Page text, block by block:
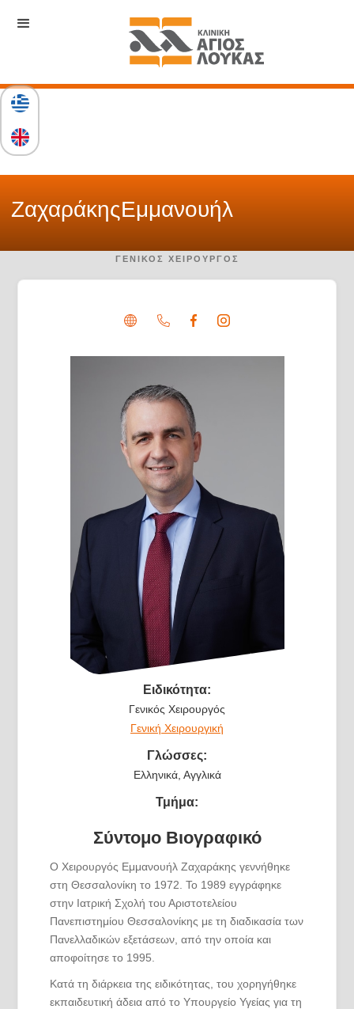
ΖαχαράκηςΕμμανουήλ
ΓΕΝΙΚΌΣ ΧΕΙΡΟΥΡΓΌΣ
Ειδικότητα:
Γενικός Χειρουργός
Γενική Χειρουργική
Γλώσσες:
Ελληνικά, Αγγλικά
Τμήμα:
Σύντομο Βιογραφικό
Ο Χειρουργός Εμμανουήλ Ζαχαράκης γεννήθηκε
στη Θεσσαλονίκη το 1972. Το 1989 εγγράφηκε
στην Ιατρική Σχολή του Αριστοτελείου
Πανεπιστημίου Θεσσαλονίκης με τη διαδικασία των
Πανελλαδικών εξετάσεων, από την οποία και
αποφοίτησε το 1995.
Κατά τη διάρκεια της ειδικότητας, του χορηγήθηκε
εκπαιδευτική άδεια από το Υπουργείο Υγείας για τη